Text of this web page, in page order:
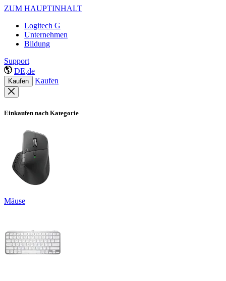
ZUM HAUPTINHALT
Logitech G
Unternehmen
Bildung
Support
DE,de
Kaufen Kaufen
Einkaufen nach Kategorie
Mäuse